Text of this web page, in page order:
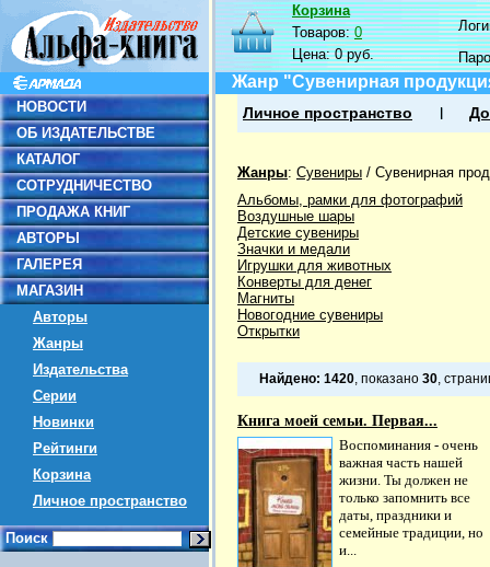
НОВОСТИ
ОБ ИЗДАТЕЛЬСТВЕ
КАТАЛОГ
СОТРУДНИЧЕСТВО
ПРОДАЖА КНИГ
АВТОРЫ
ГАЛЕРЕЯ
МАГАЗИН
Авторы
Жанры
Издательства
Серии
Новинки
Рейтинги
Корзина
Личное пространство
Поиск
Корзина
Товаров:0
Цена:0 руб.
Жанр "Сувенирная
Личное пространство
Жанры: Сувениры / Сувенирная
Альбомы, рамки для фотографий
Воздушные шары
Детские сувениры
Значки и медали
Игрушки для животных
Конверты для денег
Магниты
Новогодние сувениры
Открытки
Найдено: 1420, показано 30,
Книга моей семьи. Первая...
Воспоминания - очень
важная часть нашей
жизни. Ты должен не
только запомнить все
даты, праздники и
семейные традиции, но
и...